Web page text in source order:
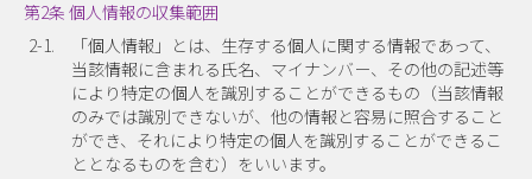
第2条 個人情報の収集範囲
2-1.
「個人情報」とは、生存する個人に関する情報であって、
当該情報に含まれる氏名、マイナンバー、その他の記述等
により特定の個人を識別することができるもの（当該情報
のみでは識別できないが、他の情報と容易に照合すること
ができ、それにより特定の個人を識別することができるこ
ととなるものを含む）をいいます。